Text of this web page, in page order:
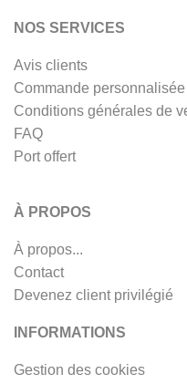
NOS SERVICES
Avis clients
Commande personnalisée
Conditions générales de
FAQ
Port offert
À PROPOS
À propos...
Contact
Devenez client privilégié
INFORMATIONS
Gestion des cookies